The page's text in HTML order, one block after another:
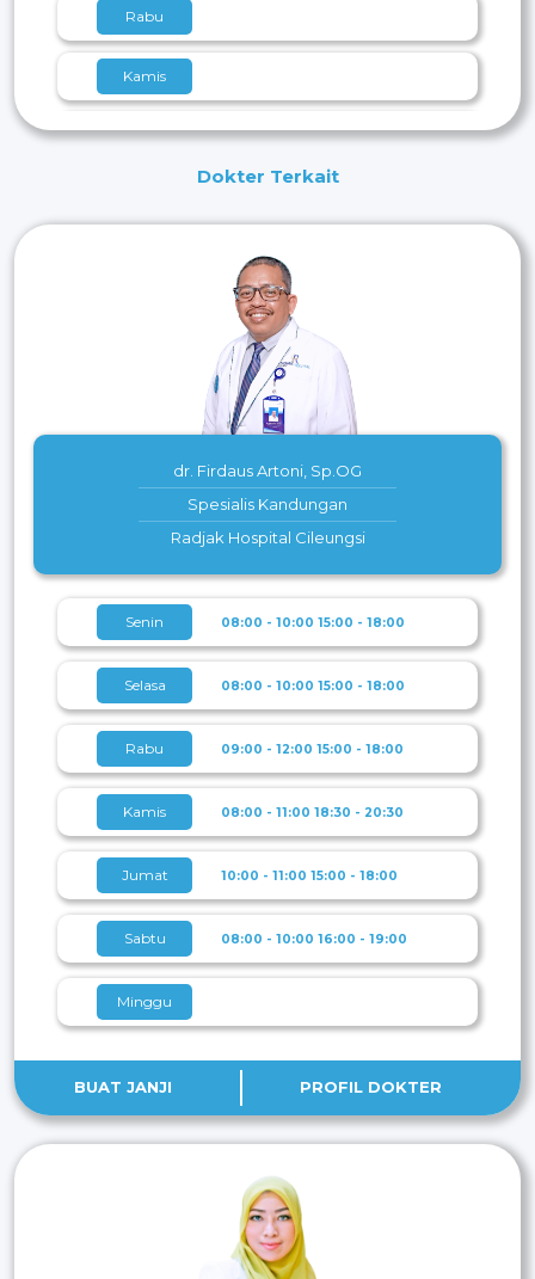
Rabu
Kamis
Jumat
Dokter Terkait
dr. Firdaus Artoni, Sp.OG
Spesialis Kandungan
Radjak Hospital Cileungsi
Senin 08:00 - 10:00 15:00 - 18:00
Selasa 08:00 - 10:00 15:00 - 18:00
Rabu 09:00 - 12:00 15:00 - 18:00
Kamis 08:00 - 11:00 18:30 - 20:30
Jumat 10:00 - 11:00 15:00 - 18:00
Sabtu 08:00 - 10:00 16:00 - 19:00
Minggu
BUAT JANJI PROFIL DOKTER